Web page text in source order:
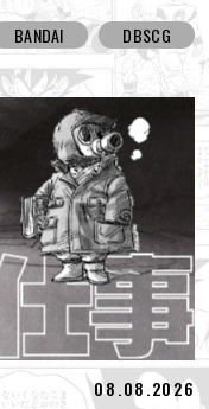
están todas las
BANDAI DBSCG
08.08.2026